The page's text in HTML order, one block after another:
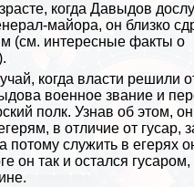
когда Давыдов
майора, он близко
(см. интересные факты о
когда власти решили
военное звание и
полк. Узнав об этом,
в отличие от гусар,
потому служить в егерях
он так и остался